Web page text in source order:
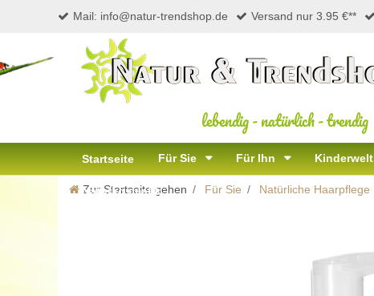
Mail: info@natur-trendshop.de Versand nur 3.95 €**
lebendig-natürlich-trendig
Startseite Für Sie Für Ihn Kinderwelt
Naturkosmetik
Zur Startseite gehen Für Sie Natürliche Haarpflege